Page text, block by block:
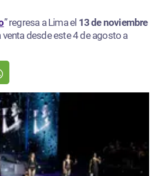
” regresa a Lima el 13 de noviembre
venta desde este 4 de agosto a